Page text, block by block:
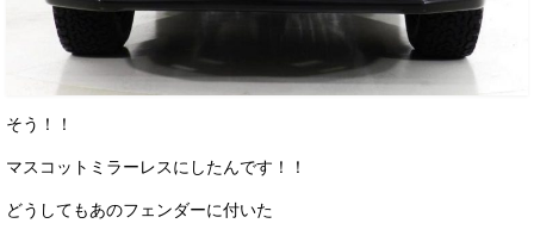
そう！！
マスコットミラーレスにしたんです！！
どうしてもあのフェンダーに付いた